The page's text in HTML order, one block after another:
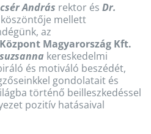
András rektor és Dr.
mellett
az
Magyarország Kft.
kereskedelmi
és motiváló beszédét,
gondolatait és
történő beilleszkedéssel
pozitív hatásaival